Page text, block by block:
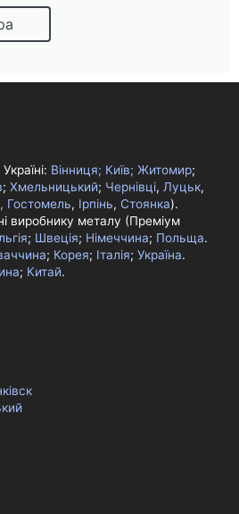
Вінниця; Київ; Житомир;
; Хмельницький; Чернівці, Луцьк,
Гостомель, Ірпінь, Стоянка).
виробнику металу (Преміум
; Швеція; Німеччина; Польща.
; Корея; Італія; Україна.
; Китай.